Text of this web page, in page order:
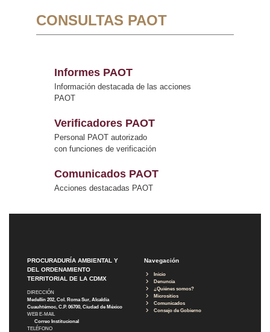
CONSULTAS PAOT
Informes PAOT
Información destacada de las acciones
PAOT
Verificadores PAOT
Personal PAOT autorizado
con funciones de verificación
Comunicados PAOT
Acciones destacadas PAOT
PROCURADURÍA AMBIENTAL Y
DEL ORDENAMIENTO
TERRITORIAL DE LA CDMX
DIRECCIÓN
Medellín 202, Col. Roma Sur, Alcaldía
Cuauhtémoc, C.P. 06700, Ciudad de México
WEB E-MAIL
Correo Institucional
TELÉFONO
Navegación
Inicio
Denuncia
¿Quiénes somos?
Micrositios
Comunicados
Consejo de Gobierno